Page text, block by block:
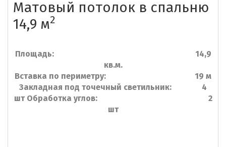
Матовый потолок в спальню
14,9 м2
Площадь: 14,9
кв.м.
Вставка по периметру: 19 м
Закладная под точечный светильник: 4
шт Обработка углов: 2
шт